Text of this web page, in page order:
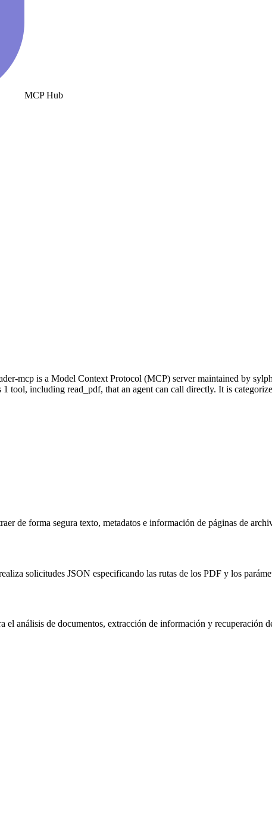
MCP Hub
mcp is a Model Context Protocol (MCP) server maintained by
tool, including read_pdf, that an agent can call directly. It is
de forma segura texto, metadatos e información de páginas de
solicitudes JSON especificando las rutas de los PDF y los
el análisis de documentos, extracción de información y recuperación